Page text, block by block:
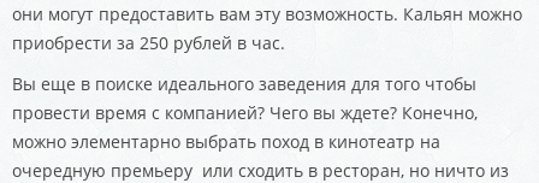
они могут предоставить вам эту возможность. Кальян можно
приобрести за 250 рублей в час.
Вы еще в поиске идеального заведения для того чтобы
провести время с компанией? Чего вы ждете? Конечно,
можно элементарно выбрать поход в кинотеатр на
очередную премьеру или сходить в ресторан, но ничто из